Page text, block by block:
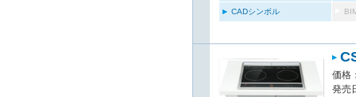
CADシンボル
価格
発売